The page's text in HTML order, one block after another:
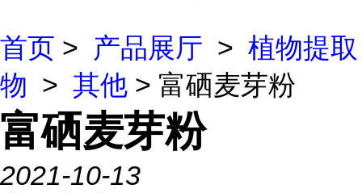
首页 > 产品展厅 > 植物提取
物 > 其他 > 富硒麦芽粉
富硒麦芽粉
2021-10-13